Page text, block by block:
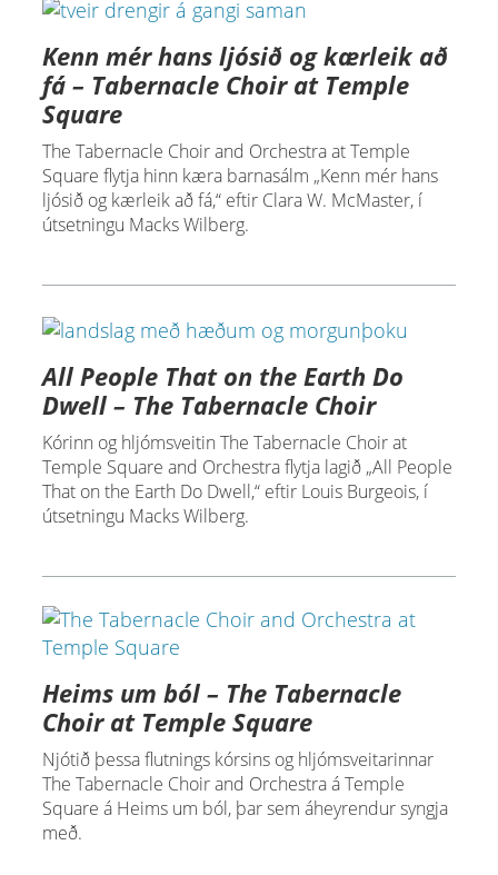
Kenn mér hans ljósið og kærleik að
fá – Tabernacle Choir at Temple
Square
The Tabernacle Choir and Orchestra at Temple
Square flytja hinn kæra barnasálm „Kenn mér hans
ljósið og kærleik að fá,“ eftir Clara W. McMaster, í
útsetningu Macks Wilberg.
All People That on the Earth Do
Dwell – The Tabernacle Choir
Kórinn og hljómsveitin The Tabernacle Choir at
Temple Square and Orchestra flytja lagið „All People
That on the Earth Do Dwell,“ eftir Louis Burgeois, í
útsetningu Macks Wilberg.
Heims um ból – The Tabernacle
Choir at Temple Square
Njótið þessa flutnings kórsins og hljómsveitarinnar
The Tabernacle Choir and Orchestra á Temple
Square á Heims um ból, þar sem áheyrendur syngja
með.